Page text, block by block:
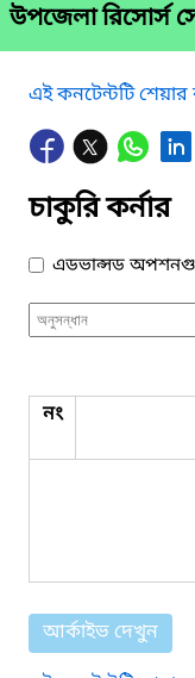
উপজেলা রিসোর্স
এই কনটেন্টটি
চাকুরি কর্নার
এডভান্সড
নং
আর্কাইভ দেখুন